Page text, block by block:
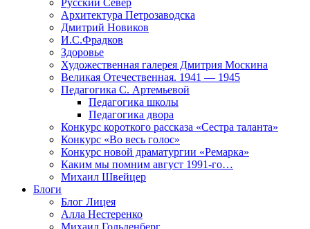
Русский Север
Архитектура Петрозаводска
Дмитрий Новиков
И.С.Фрадков
Здоровье
Художественная галерея Дмитрия Москина
Великая Отечественная. 1941 — 1945
Педагогика С. Артемьевой
Педагогика школы
Педагогика двора
Конкурс короткого рассказа «Сестра таланта»
Конкурс «Во весь голос»
Конкурс новой драматургии «Ремарка»
Каким мы помним август 1991-го…
Михаил Швейцер
Блоги
Блог Лицея
Алла Нестеренко